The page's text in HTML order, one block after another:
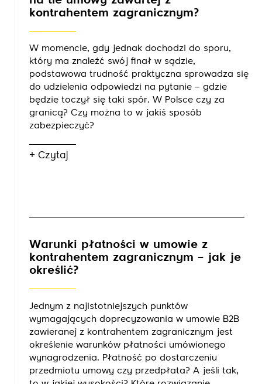
kontrahentem zagranicznym?
W momencie, gdy jednak dochodzi do sporu,
który ma znaleźć swój finał w sądzie,
podstawowa trudność praktyczna sprowadza się
do udzielenia odpowiedzi na pytanie – gdzie
będzie toczył się taki spór. W Polsce czy za
granicą? Czy można to w jakiś sposób
zabezpieczyć?
+ Czytaj
Warunki płatności w umowie z
kontrahentem zagranicznym – jak je
określić?
Jednym z najistotniejszych punktów
wymagających doprecyzowania w umowie B2B
zawieranej z kontrahentem zagranicznym jest
określenie warunków płatności umówionego
wynagrodzenia. Płatność po dostarczeniu
przedmiotu umowy czy przedpłata? A jeśli tak,